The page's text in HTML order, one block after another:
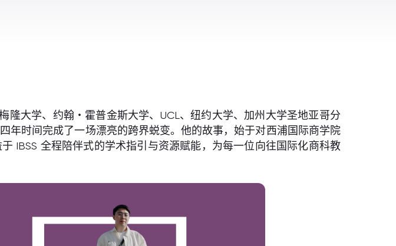
大学、约翰・霍普金斯大学、UCL、纽约大学、加州大学圣地亚哥分
年时间完成了一场漂亮的跨界蜕变。他的故事，始于对西浦国际商学院
IBSS 全程陪伴式的学术指引与资源赋能，为每一位向往国际化商科教